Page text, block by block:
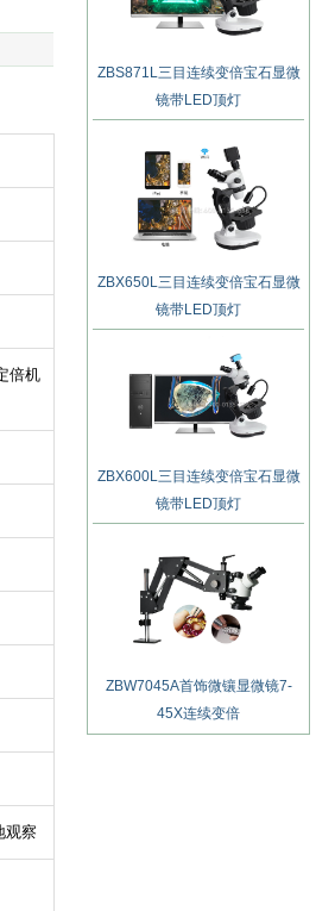
倍机
观察
ZBS871L三目连续变倍宝石显微
镜带LED顶灯
ZBX650L三目连续变倍宝石显微
镜带LED顶灯
ZBX600L三目连续变倍宝石显微
镜带LED顶灯
ZBW7045A首饰微镶显微镜7-
45X连续变倍